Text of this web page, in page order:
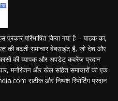
परिभाषित किया गया है – पाठक का,
की बढ़ती समाचार वेबसाइट है, जो देश और
की व्यापक और अपडेट कवरेज प्रदान
मनोरंजन और खेल सहित समाचारों की एक
सटीक और निष्पक्ष रिपोर्टिंग प्रदान